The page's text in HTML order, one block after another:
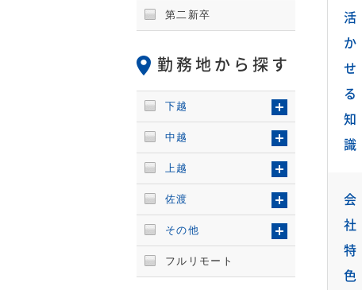
活
か
せ
る
知
識
会
社
特
色
第二新卒
勤務地から探す
下越
中越
上越
佐渡
その他
フルリモート